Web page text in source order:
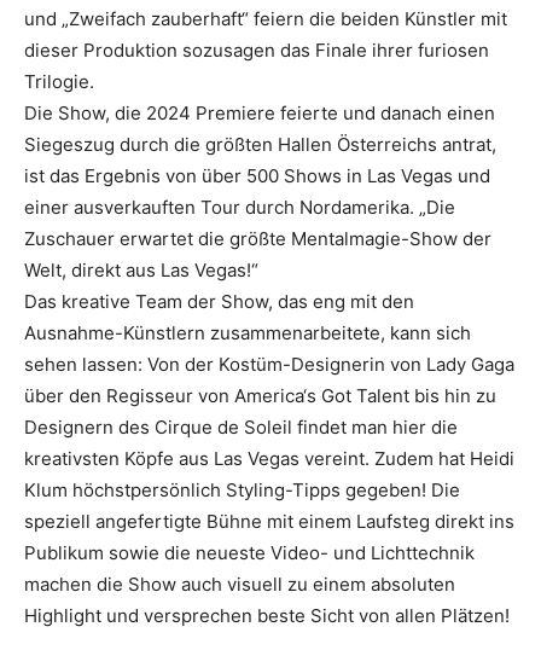
und „Zweifach zauberhaft“ feiern die beiden Künstler mit
dieser Produktion sozusagen das Finale ihrer furiosen
Trilogie.
Die Show, die 2024 Premiere feierte und danach einen
Siegeszug durch die größten Hallen Österreichs antrat,
ist das Ergebnis von über 500 Shows in Las Vegas und
einer ausverkauften Tour durch Nordamerika. „Die
Zuschauer erwartet die größte Mentalmagie-Show der
Welt, direkt aus Las Vegas!“
Das kreative Team der Show, das eng mit den
Ausnahme-Künstlern zusammenarbeitete, kann sich
sehen lassen: Von der Kostüm-Designerin von Lady Gaga
über den Regisseur von America‘s Got Talent bis hin zu
Designern des Cirque de Soleil findet man hier die
kreativsten Köpfe aus Las Vegas vereint. Zudem hat Heidi
Klum höchstpersönlich Styling-Tipps gegeben! Die
speziell angefertigte Bühne mit einem Laufsteg direkt ins
Publikum sowie die neueste Video- und Lichttechnik
machen die Show auch visuell zu einem absoluten
Highlight und versprechen beste Sicht von allen Plätzen!